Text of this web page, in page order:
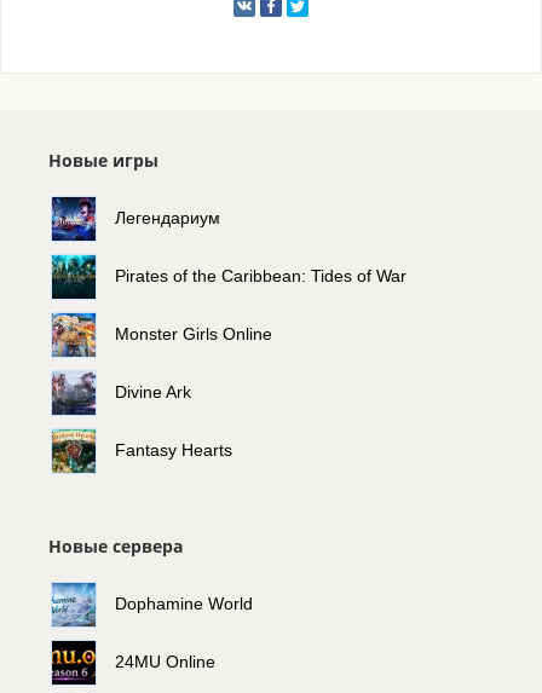
Новые игры
Легендариум
Pirates of the Caribbean: Tides of War
Monster Girls Online
Divine Ark
Fantasy Hearts
Новые сервера
Dophamine World
24MU Online